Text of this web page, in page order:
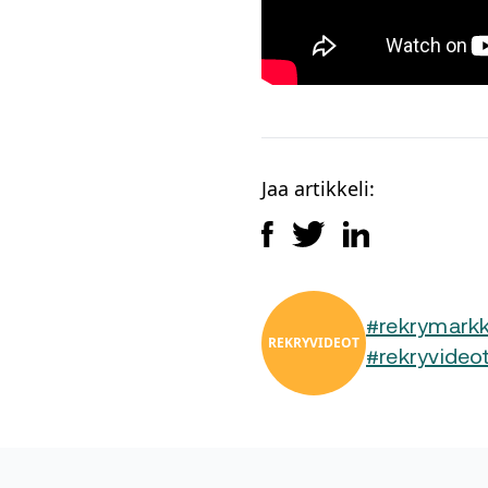
Jaa artikkeli:
REKRYVIDEOT